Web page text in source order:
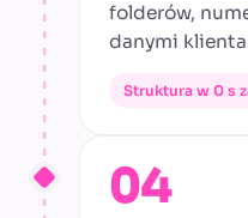
folderów,
danymi
Struktura w 0 s
04